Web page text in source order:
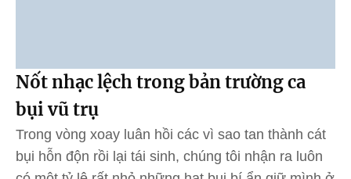
Nốt nhạc lệch trong bản trường ca
bụi vũ trụ
Trong vòng xoay luân hồi các vì sao tan thành cát
bụi hỗn độn rồi lại tái sinh, chúng tôi nhận ra luôn